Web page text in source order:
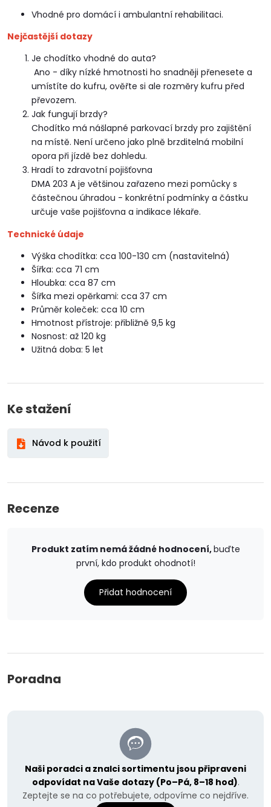
Vhodné pro domácí i ambulantní rehabilitaci.
Nejčastější dotazy
Je chodítko vhodné do auta?
Ano - díky nízké hmotnosti ho snadněji přenesete a
umístíte do kufru, ověřte si ale rozměry kufru před
převozem.
Jak fungují brzdy?
Chodítko má nášlapné parkovací brzdy pro zajištění
na místě. Není určeno jako plně brzditelná mobilní
opora při jízdě bez dohledu.
Hradí to zdravotní pojišťovna
DMA 203 A je většinou zařazeno mezi pomůcky s
částečnou úhradou - konkrétní podmínky a částku
určuje vaše pojišťovna a indikace lékaře.
Technické údaje
Výška chodítka: cca 100-130 cm (nastavitelná)
Šířka: cca 71 cm
Hloubka: cca 87 cm
Šířka mezi opěrkami: cca 37 cm
Průměr koleček: cca 10 cm
Hmotnost přístroje: přibližně 9,5 kg
Nosnost: až 120 kg
Užitná doba: 5 let
Ke stažení
Návod k použití
Recenze
Produkt zatím nemá žádné hodnocení,buďte
první, kdo produkt ohodnotí!
Přidat hodnocení
Poradna
Naši poradci a znalci sortimentu jsou připraveni
odpovídat na Vaše dotazy (Po–Pá, 8–18 hod).
Zeptejte se na co potřebujete, odpovíme co nejdříve.